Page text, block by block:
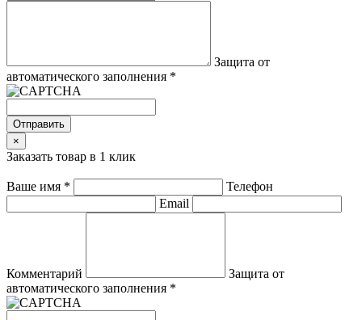
Защита от
автоматического заполнения *
Отправить
×
Заказать товар в 1 клик
Ваше имя *
Телефон
Email
Комментарий
Защита от
автоматического заполнения *